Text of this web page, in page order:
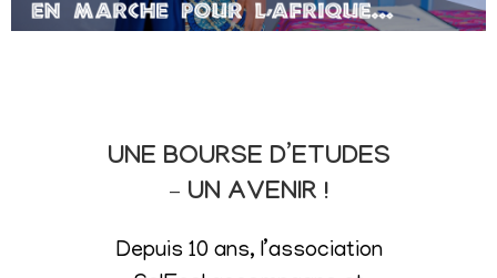
UNE BOURSE D’ETUDES
– UN AVENIR !
Depuis 10 ans, l’association